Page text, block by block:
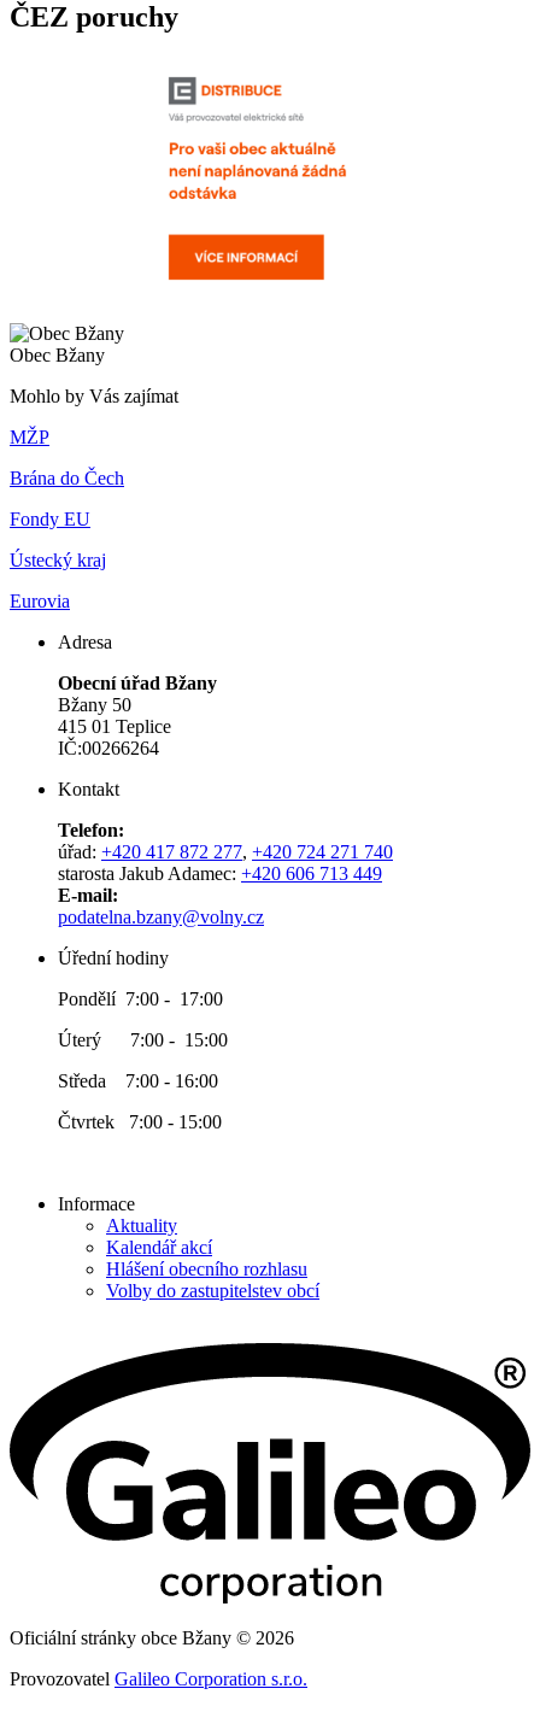
ČEZ poruchy
Obec Bžany
Mohlo by Vás zajímat
MŽP
Brána do Čech
Fondy EU
Ústecký kraj
Eurovia
Adresa
Obecní úřad Bžany
Bžany 50
415 01 Teplice
IČ:00266264
Kontakt
Telefon:
úřad: +420 417 872 277, +420 724 271 740
starosta Jakub Adamec: +420 606 713 449
E-mail:
podatelna.bzany@volny.cz
Úřední hodiny
Pondělí 7:00 - 17:00
Úterý 7:00 - 15:00
Středa 7:00 - 16:00
Čtvrtek 7:00 - 15:00
Informace
Aktuality
Kalendář akcí
Hlášení obecního rozhlasu
Volby do zastupitelstev obcí
Oficiální stránky obce Bžany © 2026
Provozovatel Galileo Corporation s.r.o.